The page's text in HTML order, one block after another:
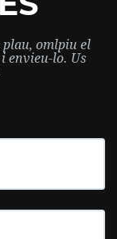
plau, omlpiu el
envieu-lo. Us